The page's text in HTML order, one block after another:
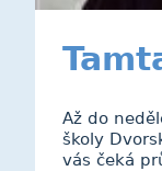
Až do
školy
vás čeká